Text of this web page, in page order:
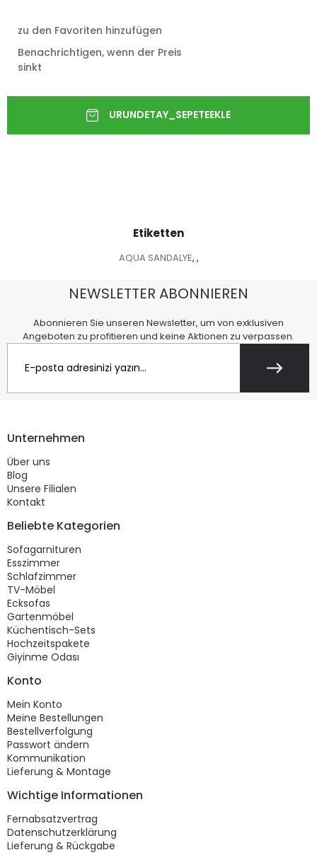
zu den Favoriten hinzufügen
Benachrichtigen, wenn der Preis
sinkt
Etiketten
AQUA SANDALYE, ,
NEWSLETTER ABONNIEREN
Abonnieren Sie unseren Newsletter, um von exklusiven
Angeboten zu profitieren und keine Aktionen zu verpassen.
Unternehmen
Über uns
Blog
Unsere Filialen
Kontakt
Beliebte Kategorien
Sofagarnituren
Esszimmer
Schlafzimmer
TV-Möbel
Ecksofas
Gartenmöbel
Küchentisch-Sets
Hochzeitspakete
Giyinme Odası
Konto
Mein Konto
Meine Bestellungen
Bestellverfolgung
Passwort ändern
Kommunikation
Lieferung & Montage
Wichtige Informationen
Fernabsatzvertrag
Datenschutzerklärung
Lieferung & Rückgabe